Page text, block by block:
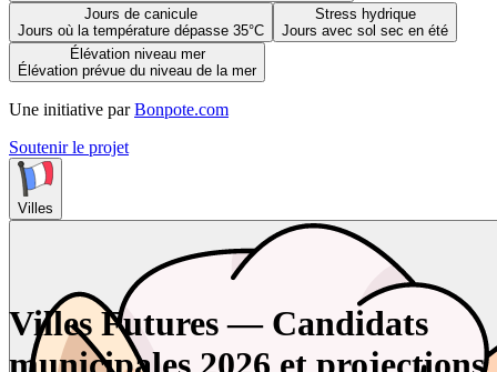
Jours de canicule
Jours où la température dépasse 35°C
Stress hydrique
Jours avec sol sec en été
Élévation niveau mer
Élévation prévue du niveau de la mer
Une initiative par Bonpote.com
Soutenir le projet
Villes
Villes Futures — Candidats